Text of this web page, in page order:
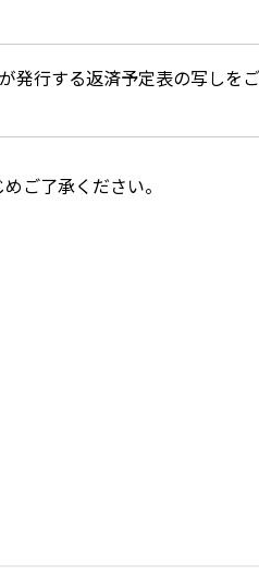
発行する返済予定表の写しを
ご了承ください。